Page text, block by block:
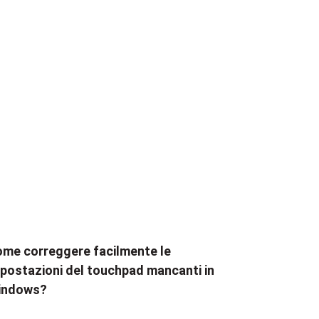
correggere facilmente le
del touchpad mancanti in